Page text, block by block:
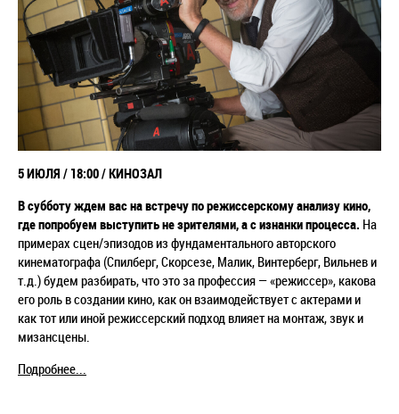
5 ИЮЛЯ / 18:00 / КИНОЗАЛ
В субботу ждем вас на встречу по режиссерскому анализу кино,
где попробуем выступить не зрителями, а с изнанки процесса. На
примерах сцен/эпизодов из фундаментального авторского
кинематографа (Спилберг, Скорсезе, Малик, Винтерберг, Вильнев и
т.д.) будем разбирать, что это за профессия — «режиссер», какова
его роль в создании кино, как он взаимодействует с актерами и
как тот или иной режиссерский подход влияет на монтаж, звук и
мизансцены.
Подробнее...